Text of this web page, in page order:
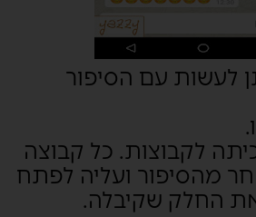
לעשות עם הסיפור
לקבוצות. כל קבוצה
מהסיפור ועליה לפתח
את החלק שקיבלה.